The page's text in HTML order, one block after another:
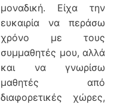
μοναδική. Είχα την
ευκαιρία να περάσω
χρόνο με τους
συμμαθητές μου, αλλά
και να γνωρίσω
μαθητές από
διαφορετικές χώρες,